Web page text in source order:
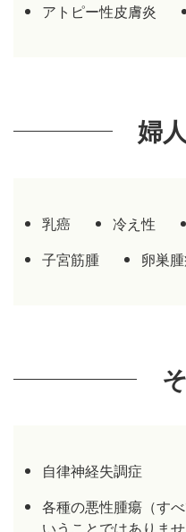
アトピー性皮膚炎
婦
乳癌 冷え性
子宮筋腫
卵巣
自律神経失調症
各種の悪性腫瘍（す
いうことではありませ